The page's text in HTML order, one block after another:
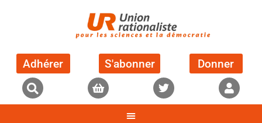
Adhérer S'abonner Donner